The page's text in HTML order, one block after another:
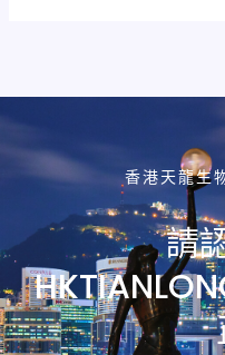
香港天龍生
請